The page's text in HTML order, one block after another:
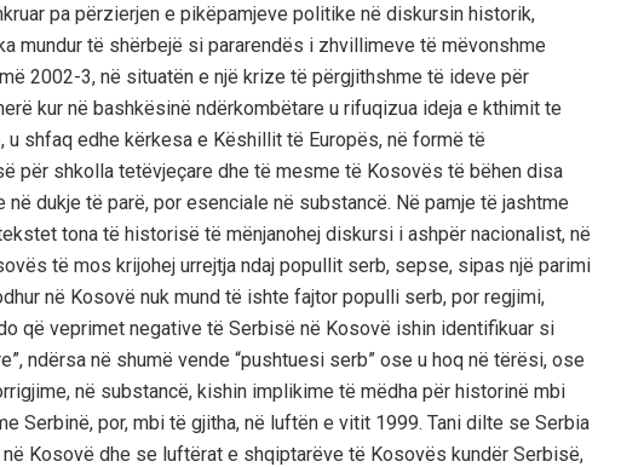
pa përzierjen e pikëpamjeve politike në diskursin historik,
mundur të shërbejë si pararendës i zhvillimeve të mëvonshme
2002-3, në situatën e një krize të përgjithshme të ideve për
kur në bashkësinë ndërkombëtare u rifuqizua ideja e kthimit te
shfaq edhe kërkesa e Këshillit të Europës, në formë të
për shkolla tetëvjeçare dhe të mesme të Kosovës të bëhen disa
dukje të parë, por esenciale në substancë. Në pamje të jashtme
tona të historisë të mënjanohej diskursi i ashpër nacionalist, në
të mos krijohej urrejtja ndaj popullit serb, sepse, sipas një parimi
në Kosovë nuk mund të ishte fajtor populli serb, por regjimi,
që veprimet negative të Serbisë në Kosovë ishin identifikuar si
ndërsa në shumë vende “pushtuesi serb” ose u hoq në tërësi, ose
në substancë, kishin implikime të mëdha për historinë mbi
Serbinë, por, mbi të gjitha, në luftën e vitit 1999. Tani dilte se Serbia
Kosovë dhe se luftërat e shqiptarëve të Kosovës kundër Serbisë,